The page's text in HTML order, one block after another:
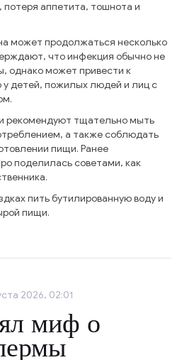
аппетита, тошнота и
может продолжаться несколько
что инфекция обычно не
однако может привести к
детей, пожилых людей и лиц с
рекомендуют тщательно мыть
а также соблюдать
пищи. Ранее
поделилась советами, как
пить бутилированную воду и
пищи.
2026, 02:01
миф о